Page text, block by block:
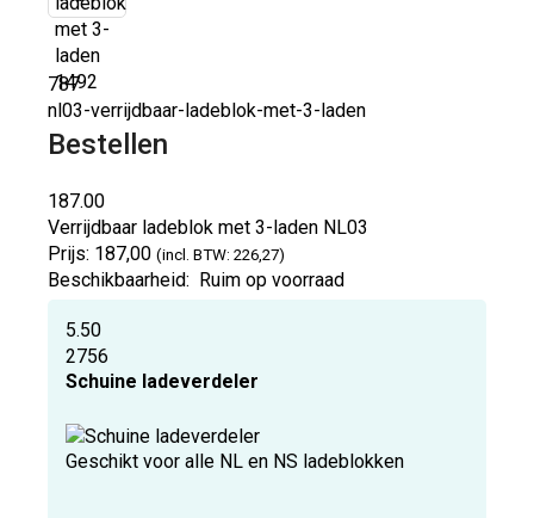
787
nl03-verrijdbaar-ladeblok-met-3-laden
Bestellen
187.00
Verrijdbaar ladeblok met 3-laden NL03
Prijs: 187,00 (incl. BTW: 226,27)
Beschikbaarheid: Ruim op voorraad
5.50
2756
Schuine ladeverdeler
Geschikt voor alle NL en NS ladeblokken